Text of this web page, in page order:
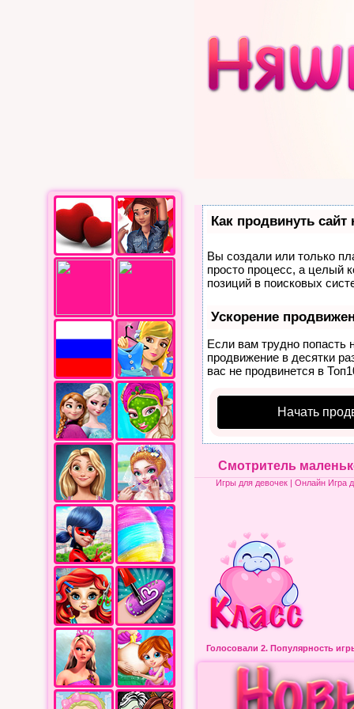
Как продвинуть
Вы создали или только
просто процесс, а целый
позиций в поисковых
Ускорение
Если вам трудно попасть
продвижение в десятки
вас не продвинется в
Начать
Смотритель
Игры для девочек| Онлайн Игра
Голосовали 2. Популярность